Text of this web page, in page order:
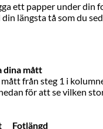
ett papper under din
längsta tå som du
dina mått
från steg 1 i
för att se vilken
Fotlängd